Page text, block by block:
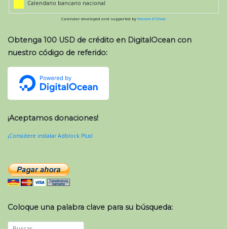
Calendario bancario nacional
Calendar developed and supported by Kieran O'Shea
Obtenga 100 USD de crédito en DigitalOcean con
nuestro código de referido:
¡Aceptamos donaciones!
¡Considere instalar Adblock Plus!
Coloque una palabra clave para su búsqueda: